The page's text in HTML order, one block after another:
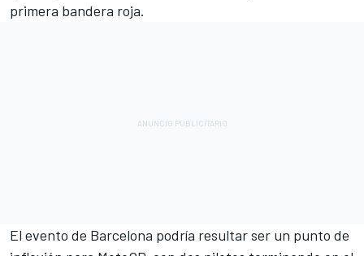
primera bandera roja.
El evento de Barcelona podría resultar ser un punto de